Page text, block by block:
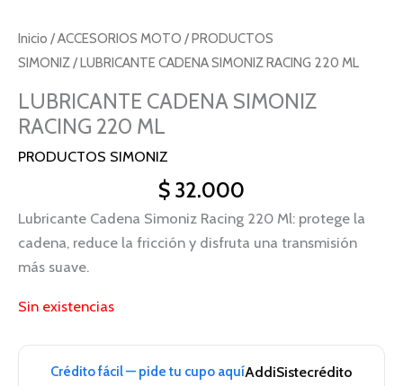
Inicio /ACCESORIOS MOTO /PRODUCTOS
SIMONIZ/ LUBRICANTE CADENA SIMONIZ RACING 220 ML
LUBRICANTE CADENA SIMONIZ
RACING 220 ML
PRODUCTOS SIMONIZ
$ 32.000
Lubricante Cadena Simoniz Racing 220 Ml: protege la
cadena, reduce la fricción y disfruta una transmisión
más suave.
Sin existencias
Crédito fácil — pide tu cupo aquíAddiSistecrédito